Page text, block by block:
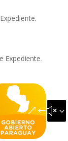
Expediente.